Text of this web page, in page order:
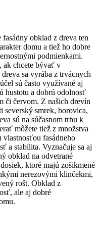
obklad z dreva ten
domu a tiež ho dobre
podmienkami.
ak chcete bývať v
sa vyrába z trvácnych
sú často využívané aj
hustotu a dobrú odolnosť
či červom. Z našich drevín
severský smrek, borovica,
sú na súčasnom trhu k
môžete tiež z množstva
fasádneho
a stabilita. Vyznačuje sa aj
obklad na odvetrané
ktoré majú zošikmené
nerezovými klinčekmi,
rošt. Obklad z
ale aj dobré